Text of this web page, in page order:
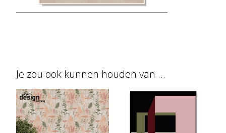
Je zou ook kunnen houden van …